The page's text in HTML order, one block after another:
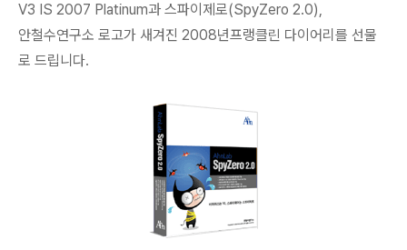
V3 IS 2007 Platinum과 스파이제로(SpyZero 2.0),
안철수연구소 로고가 새겨진 2008년프랭클린 다이어리를 선물
로 드립니다.